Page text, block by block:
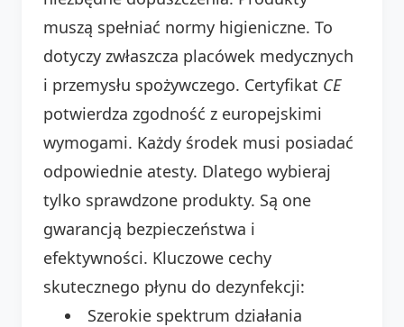
muszą spełniać normy higieniczne. To
dotyczy zwłaszcza placówek medycznych
i przemysłu spożywczego. Certyfikat CE
potwierdza zgodność z europejskimi
wymogami. Każdy środek musi posiadać
odpowiednie atesty. Dlatego wybieraj
tylko sprawdzone produkty. Są one
gwarancją bezpieczeństwa i
efektywności. Kluczowe cechy
skutecznego płynu do dezynfekcji:
Szerokie spektrum działania